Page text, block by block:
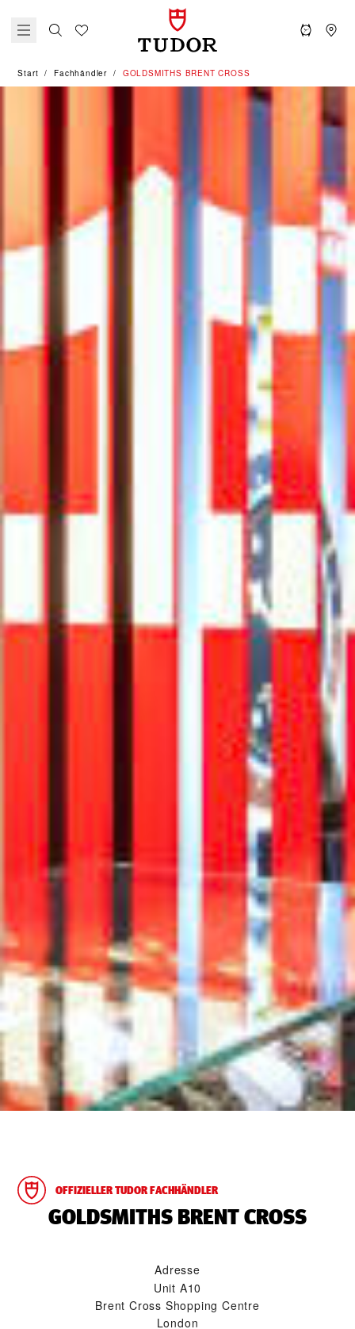
Start Fachhändler ‭GOLDSMITHS BRENT CROSS‬
OFFIZIELLER TUDOR FACHHÄNDLER
‭GOLDSMITHS BRENT CROSS‬
Adresse
Unit A10
Brent Cross Shopping Centre
London